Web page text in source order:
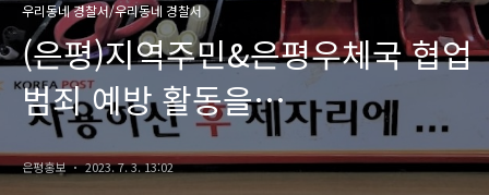
우리동네 경찰서/우리동네 경찰서
(은평)지역주민&은평우체국 협업
범죄 예방 활동을
실시하였습니다!
은평홍보 2023. 7. 3. 13:02